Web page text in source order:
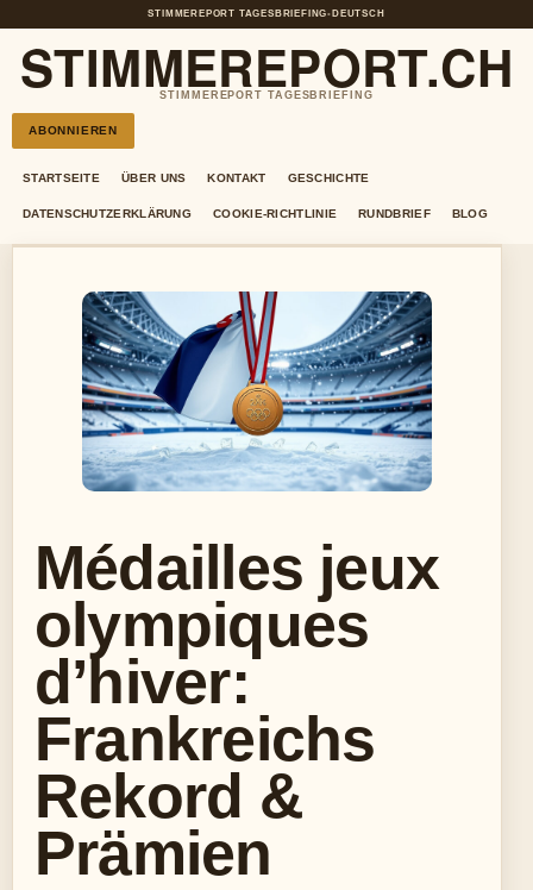
STIMMEREPORT TAGESBRIEFING• DEUTSCH
STIMMEREPORT.CH
STIMMEREPORT TAGESBRIEFING
ABONNIEREN
STARTSEITE ÜBER UNS KONTAKT GESCHICHTE
DATENSCHUTZERKLÄRUNG COOKIE-RICHTLINIE RUNDBRIEF BLOG
Médailles jeux
olympiques
d’hiver:
Frankreichs
Rekord &
Prämien